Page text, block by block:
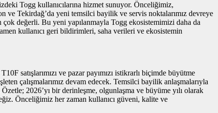
Togg kullanıcılarına hizmet sunuyor. Önceliğimiz,
ve Tekirdağ’da yeni temsilci bayilik ve servis noktalarımız devreye
çok değerli. Bu yeni yapılanmayla Togg ekosistemimizi daha da
kullanıcı geri bildirimleri, saha verileri ve ekosistemin
satışlarımızı ve pazar payımızı istikrarlı biçimde büyütme
çalışmalarımız devam edecek. Temsilci bayilik anlaşmalarıyla
2026’yı bir derinleşme, olgunlaşma ve büyüme yılı olarak
Önceliğimiz her zaman kullanıcı güveni, kalite ve